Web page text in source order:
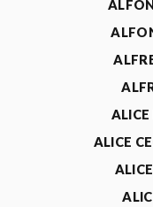
ALICE
ALICE